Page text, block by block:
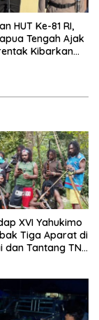
HUT Ke-81 RI,
Tengah Ajak
Kibarkan
XVI Yahukimo
Tiga Aparat di
dan Tantang TNI-